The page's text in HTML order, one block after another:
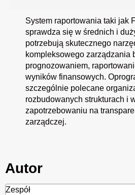
System raportowania taki jak
sprawdza się w średnich i
potrzebują skutecznego
kompleksowego zarządzania
prognozowaniem,
wyników finansowych.
szczególnie polecane
rozbudowanych strukturach i
zapotrzebowaniu na
zarządczej.
Autor
Zespół